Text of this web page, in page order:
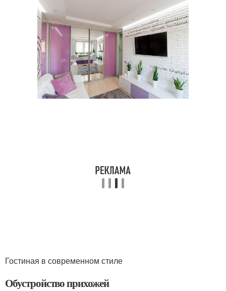
Гостиная в современном стиле
Обустройство прихожей